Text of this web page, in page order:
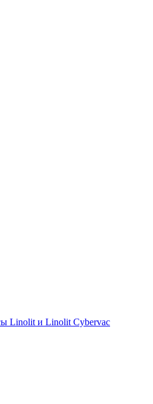
Linolit и Linolit Cybervac